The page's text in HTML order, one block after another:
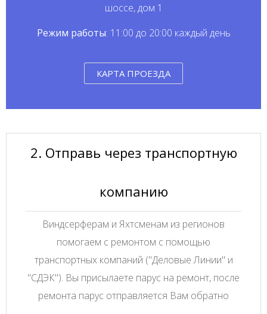
шоссе, дом 1
Режим работы: 11:00 до 20:00 каждый день
КАРТА ПРОЕЗДА
2. Отправь через транспортную
компанию
Виндсерферам и Яхтсменам из регионов
помогаем с ремонтом с помощью
транспортных компаний ("Деловые Линии" и
"СДЭК"). Вы присылаете парус на ремонт, после
ремонта парус отправляется Вам обратно